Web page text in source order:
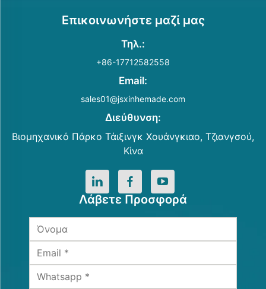
Επικοινωνήστε μαζί μας
Τηλ.:
+86-17712582558
Email:
sales01@jsxinhemade.com
Διεύθυνση:
Βιομηχανικό Πάρκο Τάιξινγκ Χουάνγκιαο, Τζιανγσού,
Κίνα
Λάβετε Προσφορά